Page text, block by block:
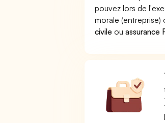
pouvez lors de
morale (entreprise)
civile ouassurance